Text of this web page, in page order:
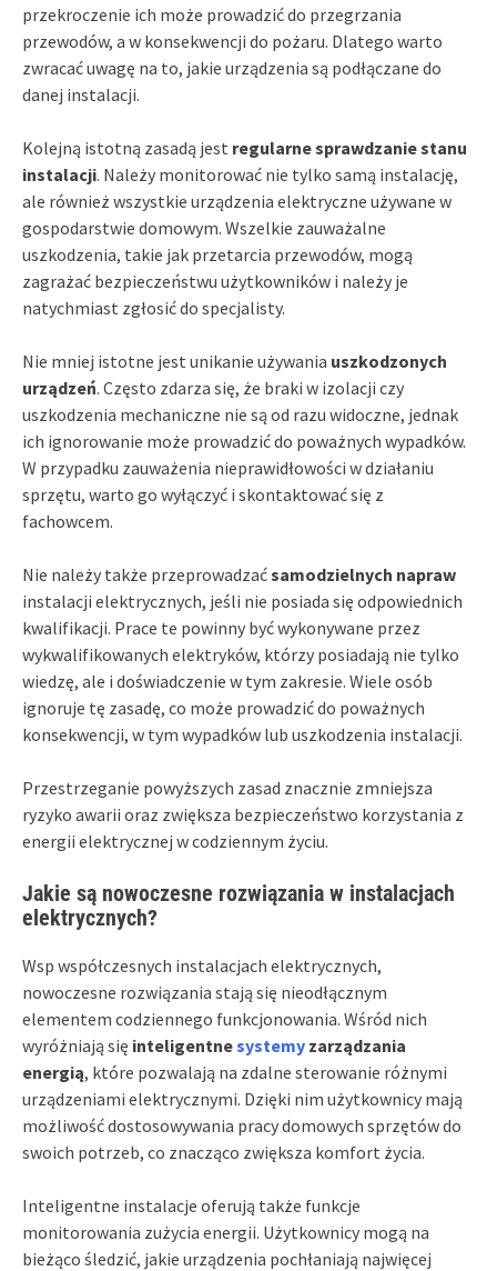
przekroczenie ich może prowadzić do przegrzania
przewodów, a w konsekwencji do pożaru. Dlatego warto
zwracać uwagę na to, jakie urządzenia są podłączane do
danej instalacji.
Kolejną istotną zasadą jest regularne sprawdzanie stanu
instalacji. Należy monitorować nie tylko samą instalację,
ale również wszystkie urządzenia elektryczne używane w
gospodarstwie domowym. Wszelkie zauważalne
uszkodzenia, takie jak przetarcia przewodów, mogą
zagrażać bezpieczeństwu użytkowników i należy je
natychmiast zgłosić do specjalisty.
Nie mniej istotne jest unikanie używania uszkodzonych
urządzeń. Często zdarza się, że braki w izolacji czy
uszkodzenia mechaniczne nie są od razu widoczne, jednak
ich ignorowanie może prowadzić do poważnych wypadków.
W przypadku zauważenia nieprawidłowości w działaniu
sprzętu, warto go wyłączyć i skontaktować się z
fachowcem.
Nie należy także przeprowadzaćsamodzielnych napraw
instalacji elektrycznych, jeśli nie posiada się odpowiednich
kwalifikacji. Prace te powinny być wykonywane przez
wykwalifikowanych elektryków, którzy posiadają nie tylko
wiedzę, ale i doświadczenie w tym zakresie. Wiele osób
ignoruje tę zasadę, co może prowadzić do poważnych
konsekwencji, w tym wypadków lub uszkodzenia instalacji.
Przestrzeganie powyższych zasad znacznie zmniejsza
ryzyko awarii oraz zwiększa bezpieczeństwo korzystania z
energii elektrycznej w codziennym życiu.
Jakie są nowoczesne rozwiązania w instalacjach
elektrycznych?
Wsp współczesnych instalacjach elektrycznych,
nowoczesne rozwiązania stają się nieodłącznym
elementem codziennego funkcjonowania. Wśród nich
wyróżniają się inteligentnesystemy zarządzania
energią, które pozwalają na zdalne sterowanie różnymi
urządzeniami elektrycznymi. Dzięki nim użytkownicy mają
możliwość dostosowywania pracy domowych sprzętów do
swoich potrzeb, co znacząco zwiększa komfort życia.
Inteligentne instalacje oferują także funkcje
monitorowania zużycia energii. Użytkownicy mogą na
bieżąco śledzić, jakie urządzenia pochłaniają najwięcej